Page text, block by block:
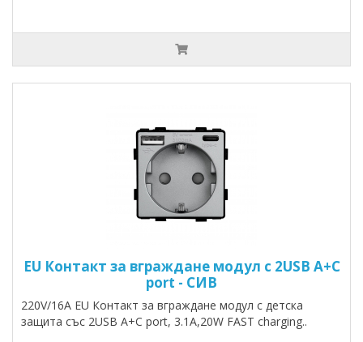
EU Контакт за вграждане модул с 2USB A+C
port - СИВ
220V/16A EU Контакт за вграждане модул с детска
защита със 2USB A+C port, 3.1A,20W FAST charging..